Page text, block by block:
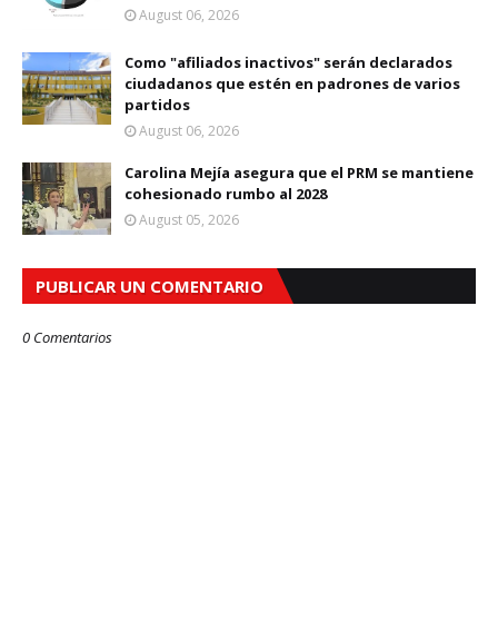
August 06, 2026
Como "afiliados inactivos" serán declarados
ciudadanos que estén en padrones de varios
partidos
August 06, 2026
Carolina Mejía asegura que el PRM se mantiene
cohesionado rumbo al 2028
August 05, 2026
PUBLICAR UN COMENTARIO
0 Comentarios